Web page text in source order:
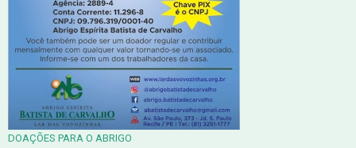
DOAÇÕES PARA O ABRIGO